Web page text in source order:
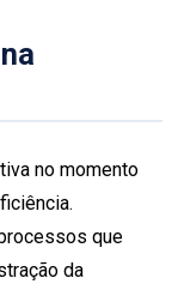
no momento
que
da